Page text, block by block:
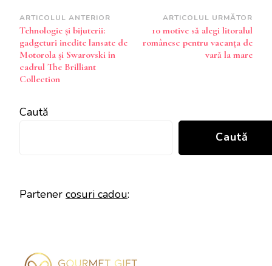
Navigare
în
articole
ARTICOLUL ANTERIOR
Tehnologie și bijuterii:
gadgeturi inedite lansate de
Motorola și Swarovski în
cadrul The Brilliant
Collection
ARTICOLUL URMĂTOR
10 motive să alegi litoralul
românesc pentru vacanța de
vară la mare
Caută
Caută
Partener cosuri cadou: